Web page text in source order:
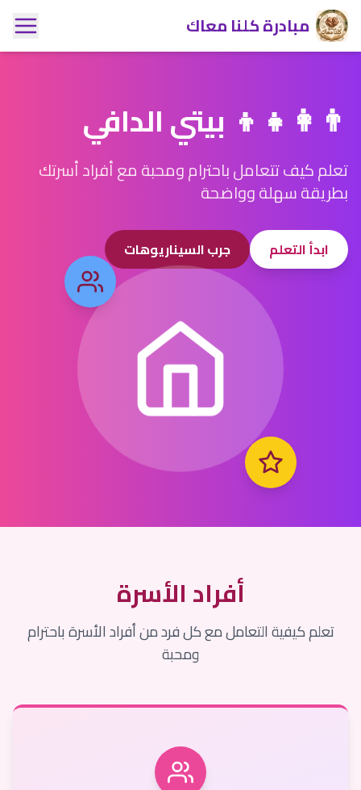
مبادرة كلنا معاك
👨‍👩‍👧‍👦 بيتي الدافي
تعلم كيف تتعامل باحترام ومحبة مع أفراد أسرتك
بطريقة سهلة وواضحة
ابدأ التعلم جرب السيناريوهات
أفراد الأسرة
تعلم كيفية التعامل مع كل فرد من أفراد الأسرة باحترام
ومحبة